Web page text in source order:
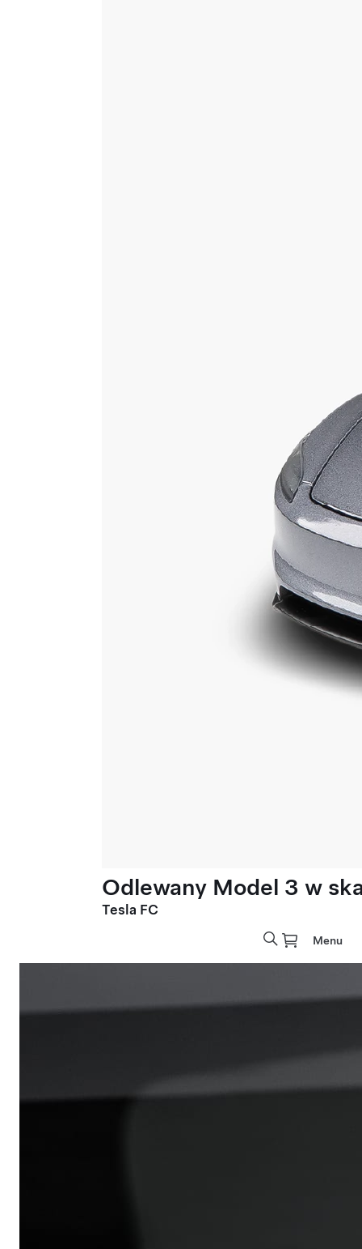
Odlewany Model 3 w
Tesla FC
Menu